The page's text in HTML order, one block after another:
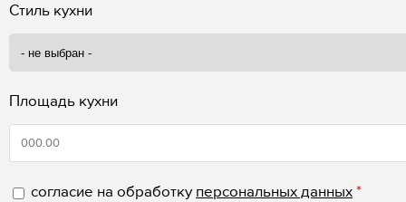
Стиль кухни
Площадь кухни
согласие на обработку персональных данных*